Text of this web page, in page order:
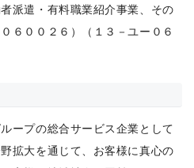
派遣・有料職業紹介事業、その
６００２６）（１３－ユー０６
ープの総合サービス企業として
拡大を通じて、お客様に真心の